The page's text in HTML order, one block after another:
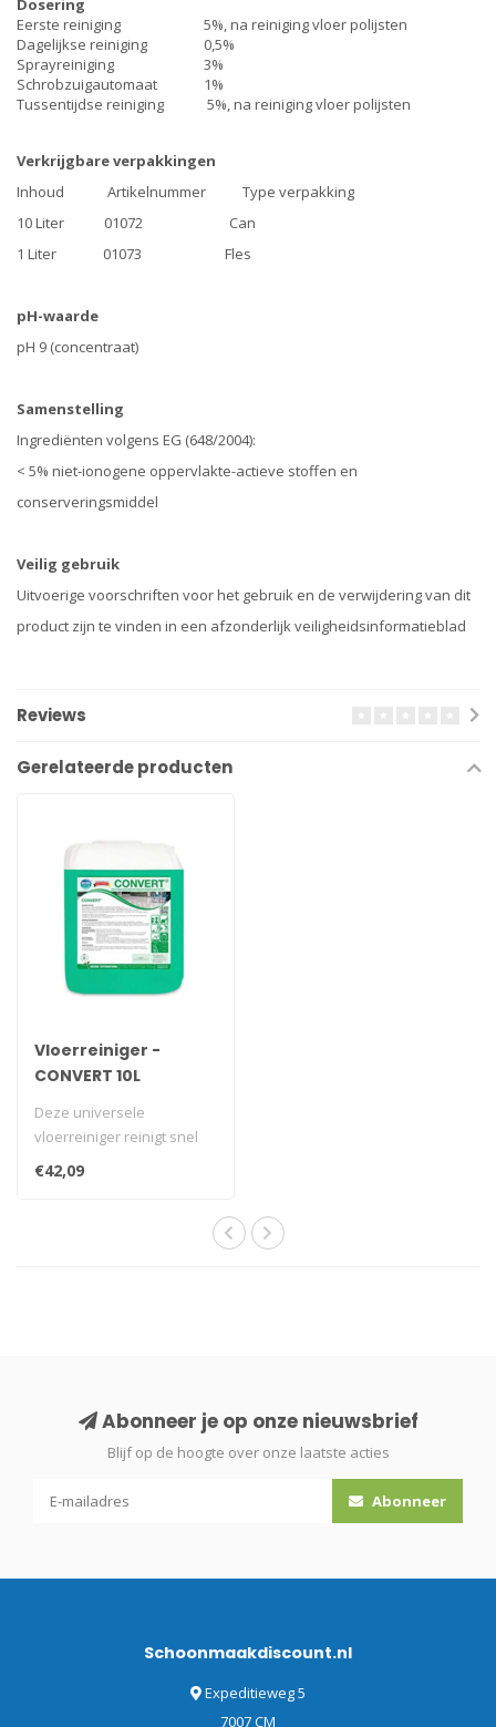
Dosering
Eerste reiniging
5%, na reiniging vloer polijsten
Dagelijkse reiniging
0,5%
Sprayreiniging
3%
Schrobzuigautomaat
1%
Tussentijdse reiniging
5%, na reiniging vloer polijsten
Verkrijgbare verpakkingen
Inhoud Artikelnummer Type verpakking
10 Liter 01072 Can
1 Liter 01073 Fles
pH-waarde
pH 9 (concentraat)
Samenstelling
Ingrediënten volgens EG (648/2004):
< 5% niet-ionogene oppervlakte-actieve stoffen en
conserveringsmiddel
Veilig gebruik
Uitvoerige voorschriften voor het gebruik en de verwijdering van dit
product zijn te vinden in een afzonderlijk veiligheidsinformatieblad
Reviews
Gerelateerde producten
Vloerreiniger -
CONVERT 10L
Deze universele
vloerreiniger reinigt snel
en grondig. Laat na het
reinigen een ..
€42,09
Abonneer je op onze nieuwsbrief
Blijf op de hoogte over onze laatste acties
Abonneer
Schoonmaakdiscount.nl
Expeditieweg 5
7007 CM